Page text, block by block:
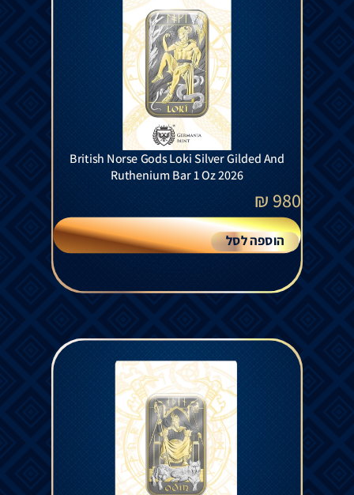
British Norse Gods Loki Silver Gilded And
Ruthenium Bar 1 Oz 2026
980
₪
הוספה לסל